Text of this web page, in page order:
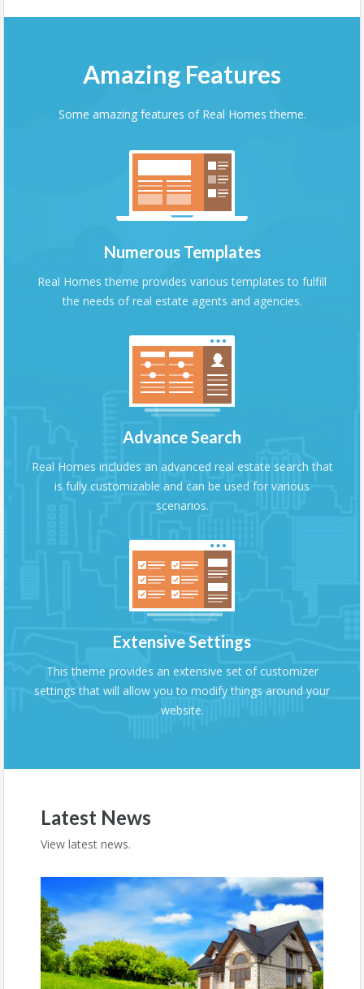
Amazing Features
Some amazing features of Real Homes theme.
Numerous Templates
Real Homes theme provides various templates to fulfill
the needs of real estate agents and agencies.
Advance Search
Real Homes includes an advanced real estate search that
is fully customizable and can be used for various
scenarios.
Extensive Settings
This theme provides an extensive set of customizer
settings that will allow you to modify things around your
website.
Latest News
View latest news.